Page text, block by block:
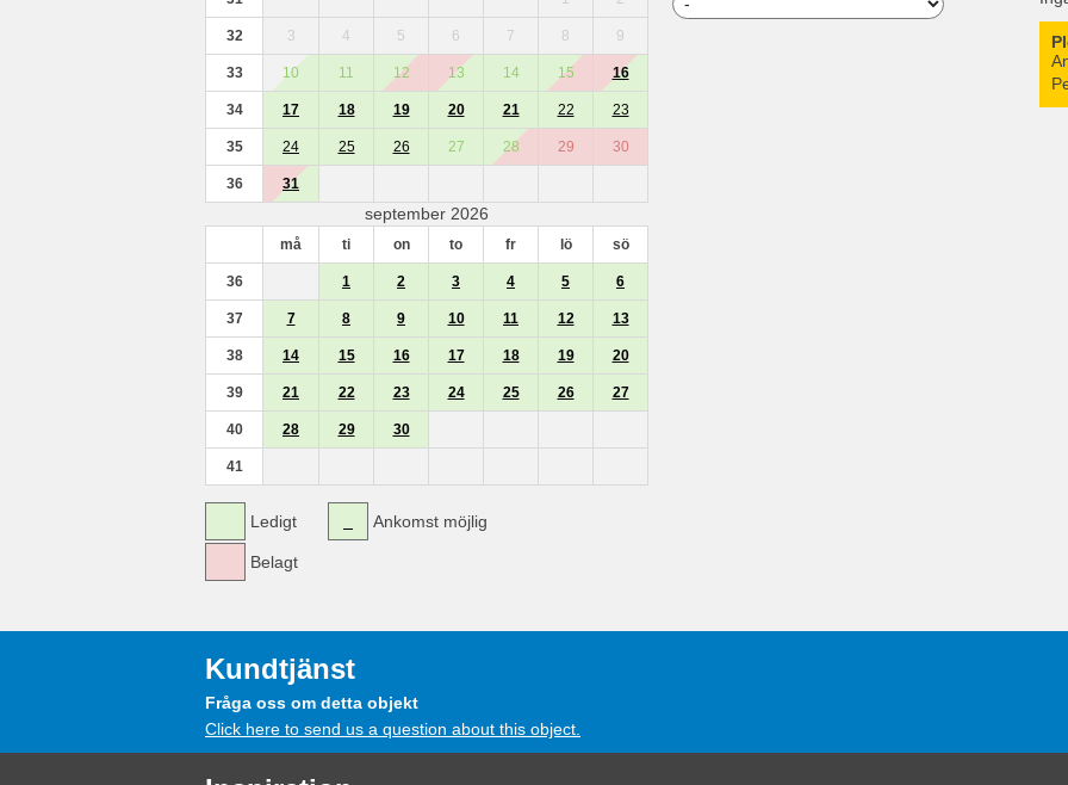
32 3 4 5 6 7 8 9
33 10 11 12 13 14 15 16
34 17 18 19 20 21 22 23
35 24 25 26 27 28 29 30
36 31
september 2026
må ti on to fr lö sö
36 1 2 3 4 5 6
37 7 8 9 10 11 12 13
38 14 15 16 17 18 19 20
39 21 22 23 24 25 26 27
40 28 29 30
41
Ledigt
Belagt
Ankomst möjlig
Kundtjänst
Fråga oss om detta objekt
Click here to send us a question about this object.